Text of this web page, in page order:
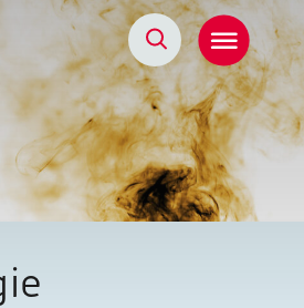
leergangen en opleidingen